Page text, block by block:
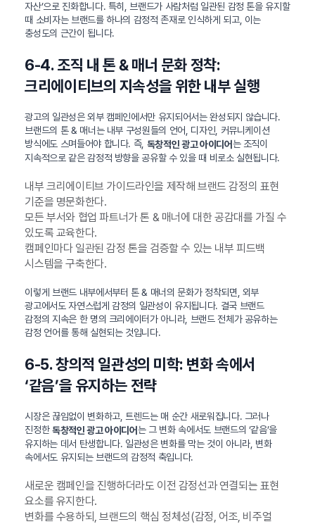
자산’으로 진화합니다. 특히, 브랜드가 사람처럼 일관된 감정 톤을 유지할
때 소비자는 브랜드를 하나의 감정적 존재로 인식하게 되고, 이는
충성도의 근간이 됩니다.
6-4. 조직 내 톤 & 매너 문화 정착:
크리에이티브의 지속성을 위한 내부 실행
광고의 일관성은 외부 캠페인에서만 유지되어서는 완성되지 않습니다.
브랜드의 톤 & 매너는 내부 구성원들의 언어, 디자인, 커뮤니케이션
방식에도 스며들어야 합니다. 즉, 독창적인 광고 아이디어 는 조직이
지속적으로 같은 감정적 방향을 공유할 수 있을 때 비로소 실현됩니다.
내부 크리에이티브 가이드라인을 제작해 브랜드 감정의 표현
기준을 명문화한다.
모든 부서와 협업 파트너가 톤 & 매너에 대한 공감대를 가질 수
있도록 교육한다.
캠페인마다 일관된 감정 톤을 검증할 수 있는 내부 피드백
시스템을 구축한다.
이렇게 브랜드 내부에서부터 톤 & 매너의 문화가 정착되면, 외부
광고에서도 자연스럽게 감정의 일관성이 유지됩니다. 결국 브랜드
감정의 지속은 한 명의 크리에이터가 아니라, 브랜드 전체가 공유하는
감정 언어를 통해 실현되는 것입니다.
6-5. 창의적 일관성의 미학: 변화 속에서
‘같음’을 유지하는 전략
시장은 끊임없이 변화하고, 트렌드는 매 순간 새로워집니다. 그러나
진정한독창적인 광고 아이디어 는 그 변화 속에서도 브랜드의 ‘같음’을
유지하는 데서 탄생합니다. 일관성은 변화를 막는 것이 아니라, 변화
속에서도 유지되는 브랜드의 감정적 축입니다.
새로운 캠페인을 진행하더라도 이전 감정선과 연결되는 표현
요소를 유지한다.
변화를 수용하되, 브랜드의 핵심 정체성(감정, 어조, 비주얼